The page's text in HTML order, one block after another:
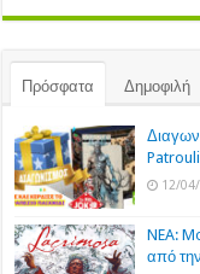
Πρόσφατα Δημοφιλή
12/
NEA:
από